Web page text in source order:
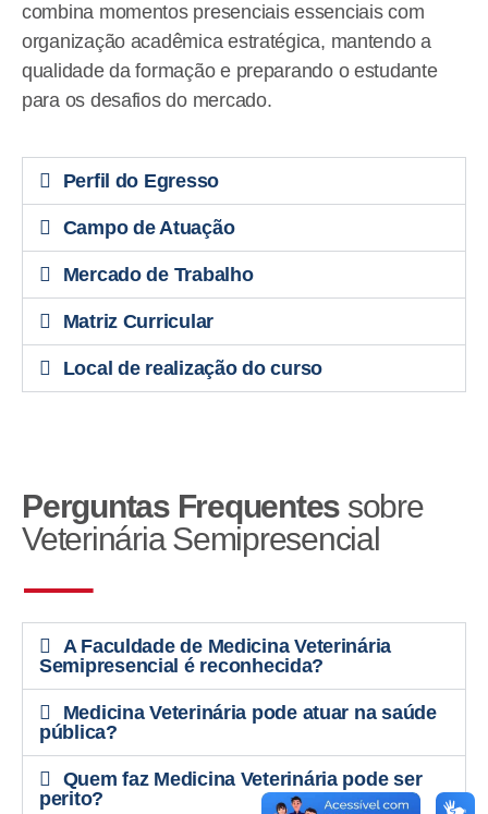
combina momentos presenciais essenciais com
organização acadêmica estratégica, mantendo a
qualidade da formação e preparando o estudante
para os desafios do mercado.
Perfil do Egresso
Campo de Atuação
Mercado de Trabalho
Matriz Curricular
Local de realização do curso
Perguntas Frequentes sobre
Veterinária Semipresencial
A Faculdade de Medicina Veterinária
Semipresencial é reconhecida?
Medicina Veterinária pode atuar na saúde
pública?
Quem faz Medicina Veterinária pode ser
perito?